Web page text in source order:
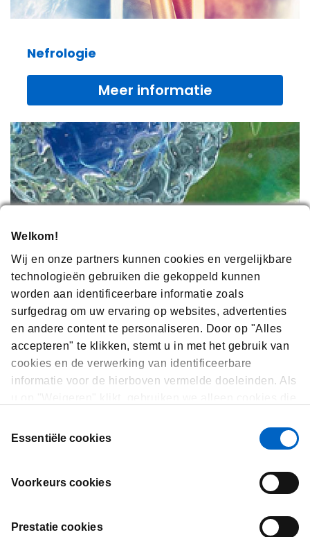
Welkom!
Wij en onze partners kunnen cookies en vergelijkbare
technologieën gebruiken die gekoppeld kunnen
worden aan identificeerbare informatie zoals
surfgedrag om uw ervaring op websites, advertenties
en andere content te personaliseren. Door op "Alles
accepteren" te klikken, stemt u in met het gebruik van
cookies en de verwerking van identificeerbare
informatie voor de hierboven vermelde doeleinden. Als
niet in staat zijn om onze website te optimaliseren en
"Cookievoorkeuren" te klikken in de voettekst van elke
Essentiële cookies
Voorkeurs cookies
Prestatie cookies
Nefrologie
Meer informatie
Endocrinologie
Meer informatie